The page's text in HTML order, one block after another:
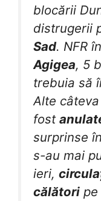
blocării
distrugerii
Sad. NFR
Agigea, 5
trebuia să
Alte
fost
surprinse
s-au mai
ieri,
călători